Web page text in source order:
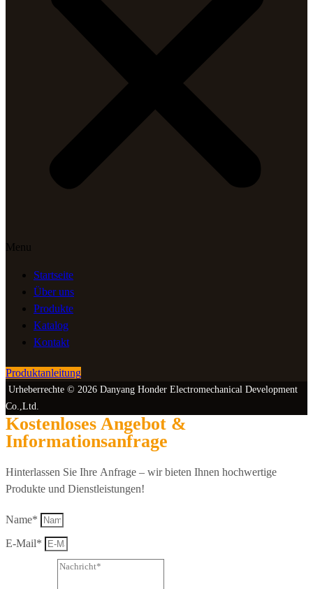
Menu
Startseite
Über uns
Produkte
Katalog
Kontakt
Produktanleitung
Urheberrechte © 2026 Danyang Honder Electromechanical Development
Co.,Ltd.
Kostenloses Angebot &
Informationsanfrage
Hinterlassen Sie Ihre Anfrage – wir bieten Ihnen hochwertige
Produkte und Dienstleistungen!
Name*
E-Mail*